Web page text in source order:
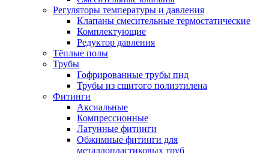
Регуляторы температуры и давления
Клапаны смесительные термостатические
Комплектующие
Редуктор давления
Тёплые полы
Трубы
Гофрированные трубы пнд
Трубы из сшитого полиэтилена
Фитинги
Аксиальные
Компрессионные
Латунные фитинги
Обжимные фитинги для
металлопластиковых труб